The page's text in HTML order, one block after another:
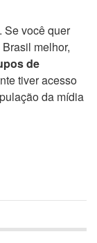
Se você quer
melhor,
de
tiver acesso
da mídia